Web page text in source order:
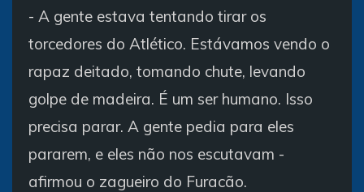
- A gente estava tentando tirar os
torcedores do Atlético. Estávamos vendo o
rapaz deitado, tomando chute, levando
golpe de madeira. É um ser humano. Isso
precisa parar. A gente pedia para eles
pararem, e eles não nos escutavam -
afirmou o zagueiro do Furacão.